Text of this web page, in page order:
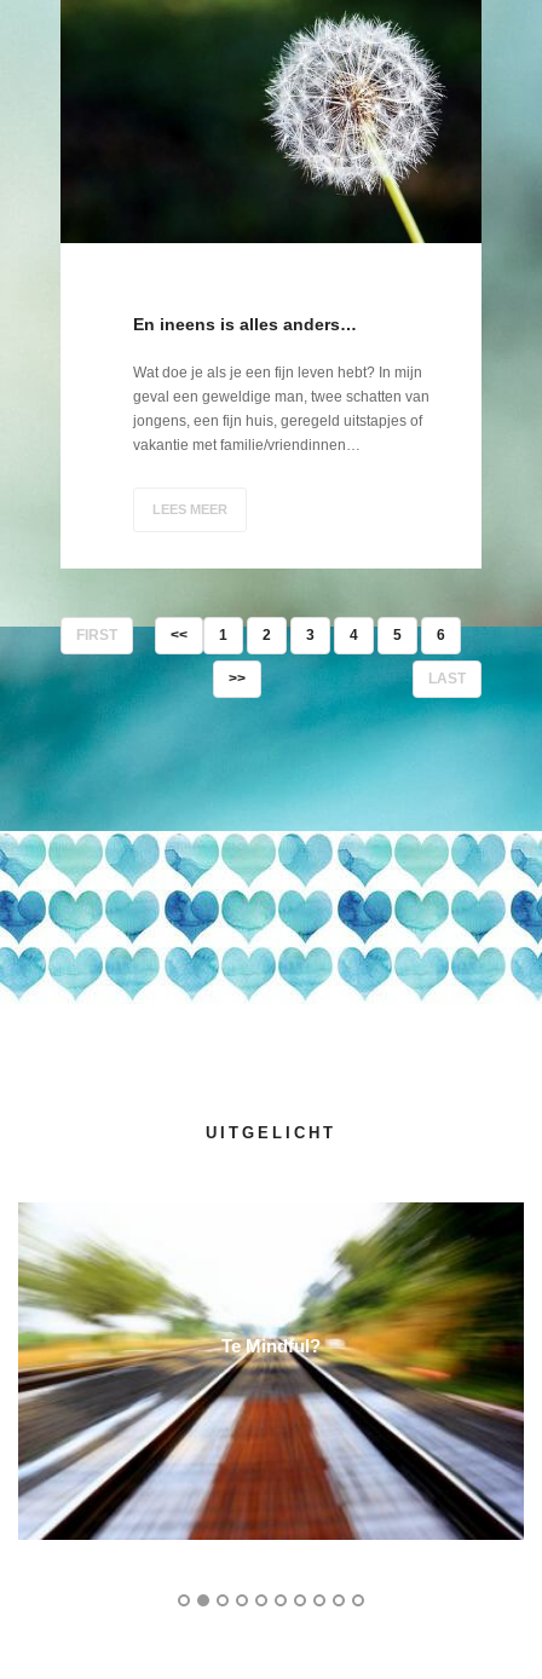
En ineens is alles anders…
Wat doe je als je een fijn leven hebt? In mijn
geval een geweldige man, twee schatten van
jongens, een fijn huis, geregeld uitstapjes of
vakantie met familie/vriendinnen…
LEES MEER
FIRST << 1 2 3 4 5 6
>> LAST
UITGELICHT
Te Mindful?